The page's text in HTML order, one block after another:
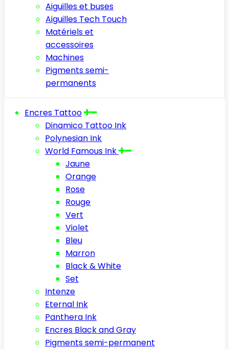
Aiguilles et buses
Aiguilles Tech Touch
Matériels et
accessoires
Machines
Pigments semi-
permanents
Encres Tattoo
Dinamico Tattoo Ink
Polynesian Ink
World Famous Ink
Jaune
Orange
Rose
Rouge
Vert
Violet
Bleu
Marron
Black & White
Set
Intenze
Eternal Ink
Panthera Ink
Encres Black and Gray
Pigments semi-permanent